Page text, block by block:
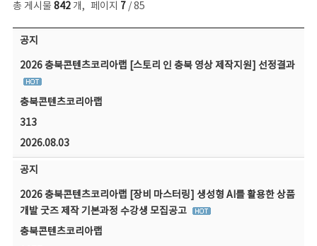
총 게시물 842개, 페이지 7 / 85
공지사항 목록 - 번호, 제목, 작성자, 파일, 조회수, 작성일 정보 제공
공지
2026 충북콘텐츠코리아랩 [스토리 인 충북 영상 제작지원] 선정결과
충북콘텐츠코리아랩
313
2026.08.03
공지
2026 충북콘텐츠코리아랩 [장비 마스터링] 생성형 AI를 활용한 상품
개발 굿즈 제작 기본과정 수강생 모집공고
충북콘텐츠코리아랩